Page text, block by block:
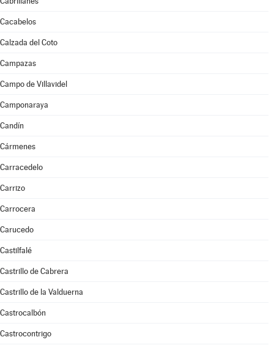
Cacabelos
Calzada del Coto
Campazas
Campo de Villavidel
Camponaraya
Candín
Cármenes
Carracedelo
Carrizo
Carrocera
Carucedo
Castilfalé
Castrillo de Cabrera
Castrillo de la Valduerna
Castrocalbón
Castrocontrigo